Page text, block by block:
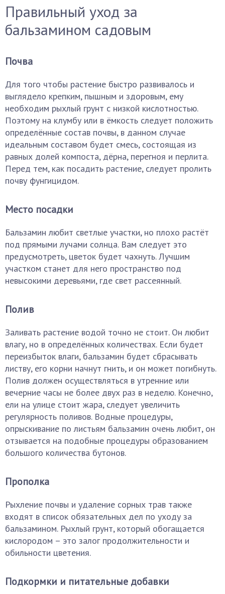
Правильный уход за
бальзамином садовым
Почва
Для того чтобы растение быстро развивалось и
выглядело крепким, пышным и здоровым, ему
необходим рыхлый грунт с низкой кислотностью.
Поэтому на клумбу или в ёмкость следует положить
определённые состав почвы, в данном случае
идеальным составом будет смесь, состоящая из
равных долей компоста, дёрна, перегноя и перлита.
Перед тем, как посадить растение, следует пролить
почву фунгицидом.
Место посадки
Бальзамин любит светлые участки, но плохо растёт
под прямыми лучами солнца. Вам следует это
предусмотреть, цветок будет чахнуть. Лучшим
участком станет для него пространство под
невысокими деревьями, где свет рассеянный.
Полив
Заливать растение водой точно не стоит. Он любит
влагу, но в определённых количествах. Если будет
переизбыток влаги, бальзамин будет сбрасывать
листву, его корни начнут гнить, и он может погибнуть.
Полив должен осуществляться в утренние или
вечерние часы не более двух раз в неделю. Конечно,
ели на улице стоит жара, следует увеличить
регулярность поливов. Водные процедуры,
опрыскивание по листьям бальзамин очень любит, он
отзывается на подобные процедуры образованием
большого количества бутонов.
Прополка
Рыхление почвы и удаление сорных трав также
входят в список обязательных дел по уходу за
бальзамином. Рыхлый грунт, который обогащается
кислородом – это залог продолжительности и
обильности цветения.
Подкормки и питательные добавки